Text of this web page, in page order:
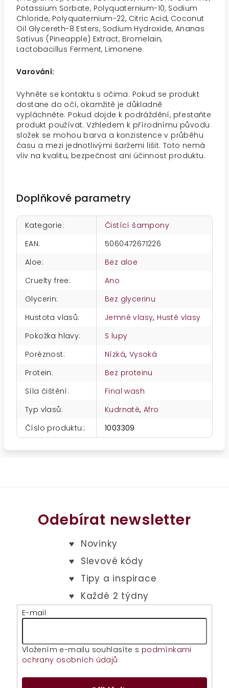
Potassium Sorbate, Polyquaternium-10, Sodium
Chloride, Polyquaternium-22, Citric Acid, Coconut
Oil Glycereth-8 Esters, Sodium Hydroxide, Ananas
Sativus (Pineapple) Extract, Bromelain,
Lactobacillus Ferment, Limonene.
Varování:
Vyhněte se kontaktu s očima. Pokud se produkt
dostane do očí, okamžitě je důkladně
vypláchněte. Pokud dojde k podráždění, přestaňte
produkt používat. Vzhledem k přírodnímu původu
složek se mohou barva a konzistence v průběhu
času a mezi jednotlivými šaržemi lišit. Toto nemá
vliv na kvalitu, bezpečnost ani účinnost produktu.
Doplňkové parametry
Kategorie:
Čistící šampony
EAN:
5060472671226
Aloe:
Bez aloe
Cruelty free:
Ano
Glycerin:
Bez glycerinu
Hustota vlasů: Jemné vlasy, Husté vlasy
Pokožka hlavy:
S lupy
Poréznost: Nízká, Vysoká
Protein:
Bez proteinu
Síla čištění:
Final wash
Typ vlasů: Kudrnaté,Afro
Číslo produktu:: 1003309
Odebírat newsletter
E-mail
Vložením e-mailu souhlasíte s podmínkami
ochrany osobních údajů